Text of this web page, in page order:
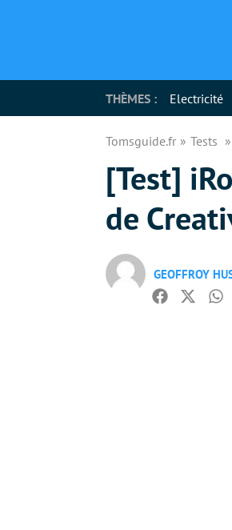
THÈMES : Electricité
Tomsguide.fr Tests
[Test]
de
GEOFFROY
Facebook
Twitter